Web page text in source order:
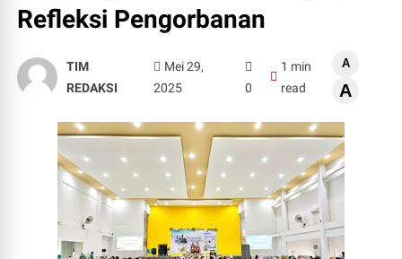
Refleksi Pengorbanan
TIM
REDAKSI
Mei 29,
2025
0
1 min
read
A
A